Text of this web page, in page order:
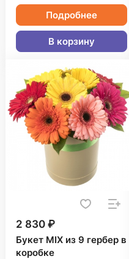
Подробнее
В корзину
2 830 ₽
Букет MIX из 9 гербер в
коробке